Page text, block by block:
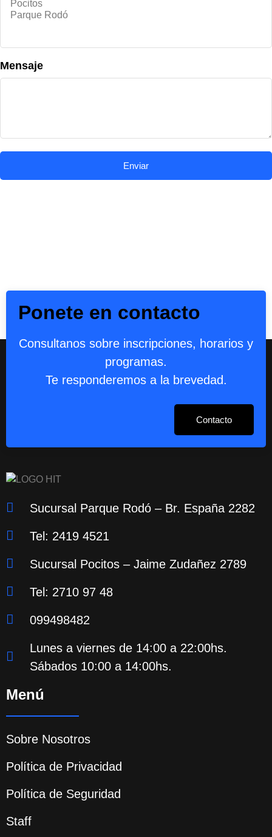
Mensaje
Enviar
Ponete en contacto
Consultanos sobre inscripciones, horarios y
programas.
Te responderemos a la brevedad.
Contacto
Sucursal Parque Rodó – Br. España 2282
Tel: 2419 4521
Sucursal Pocitos – Jaime Zudañez 2789
Tel: 2710 97 48
099498482
Lunes a viernes de 14:00 a 22:00hs.
Sábados 10:00 a 14:00hs.
Menú
Sobre Nosotros
Política de Privacidad
Política de Seguridad
Staff